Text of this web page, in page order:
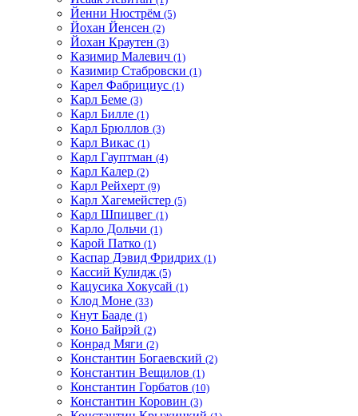
Йенни Нюстрём (5)
Йохан Йенсен (2)
Йохан Краутен (3)
Казимир Малевич (1)
Казимир Стабровски (1)
Карел Фабрициус (1)
Карл Беме (3)
Карл Билле (1)
Карл Брюллов (3)
Карл Викас (1)
Карл Гауптман (4)
Карл Калер (2)
Карл Рейхерт (9)
Карл Хагемейстер (5)
Карл Шпицвег (1)
Карло Дольчи (1)
Карой Патко (1)
Каспар Дэвид Фридрих (1)
Кассий Кулидж (5)
Кацусика Хокусай (1)
Клод Моне (33)
Кнут Бааде (1)
Коно Байрэй (2)
Конрад Мяги (2)
Константин Богаевский (2)
Константин Вещилов (1)
Константин Горбатов (10)
Константин Коровин (3)